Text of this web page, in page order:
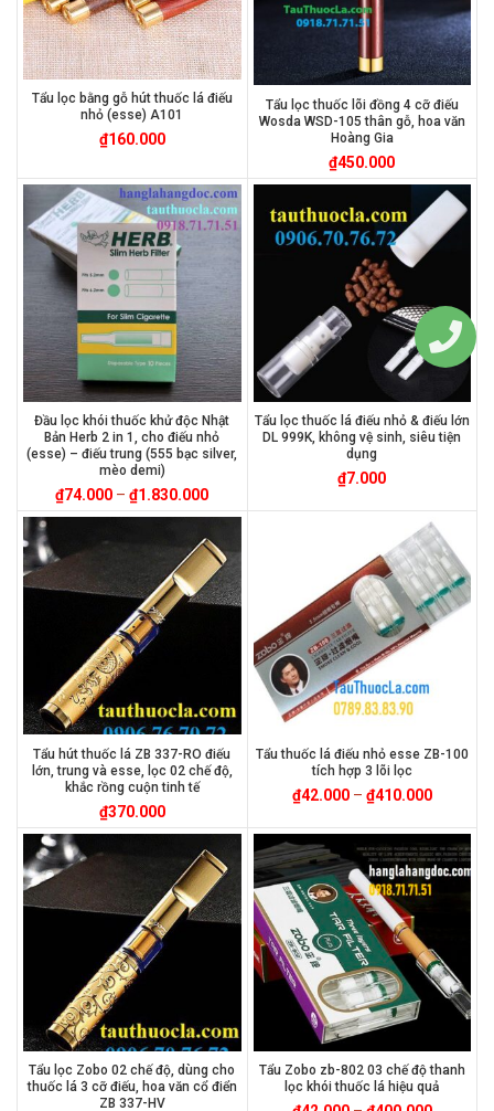
Tẩu lọc bằng gỗ hút thuốc lá điếu
nhỏ (esse) A101
₫160.000
Tẩu lọc thuốc lõi đồng 4 cỡ điếu
Wosda WSD-105 thân gỗ, hoa văn
Hoàng Gia
₫450.000
Đầu lọc khói thuốc khử độc Nhật
Bản Herb 2 in 1, cho điếu nhỏ
(esse) – điếu trung (555 bạc silver,
mèo demi)
₫74.000 –₫1.830.000
Tẩu lọc thuốc lá điếu nhỏ & điếu lớn
DL 999K, không vệ sinh, siêu tiện
dụng
₫7.000
Tẩu hút thuốc lá ZB 337-RO điếu
lớn, trung và esse, lọc 02 chế độ,
khắc rồng cuộn tinh tế
₫370.000
Tẩu thuốc lá điếu nhỏ esse ZB-100
tích hợp 3 lõi lọc
₫42.000– ₫410.000
Tẩu lọc Zobo 02 chế độ, dùng cho
thuốc lá 3 cỡ điếu, hoa văn cổ điển
ZB 337-HV
Tẩu Zobo zb-802 03 chế độ thanh
lọc khói thuốc lá hiệu quả